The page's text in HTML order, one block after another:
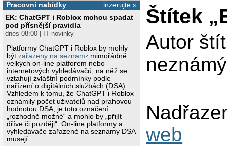
inzerujte »
Pracovní nabídky
EK: ChatGPT i Roblox mohou spadat
pod přísnější pravidla
dnes 08:00 | IT novinky
Platformy ChatGPT i Roblox by mohly
býtzařazeny na seznam
mimořádně
velkých on-line platforem nebo
internetových vyhledávačů, na něž se
vztahují zvláštní podmínky podle
nařízení o digitálních službách (DSA).
Vzhledem k tomu, že ChatGPT i Roblox
oznámily počet uživatelů nad prahovou
hodnotou DSA, je toto označení
„rozhodně možné“ a mohlo by „přijít
dříve či později“. On-line platformy a
vyhledávače zařazené na seznamy DSA
musejí
Štítek
Autor
neznámý
web